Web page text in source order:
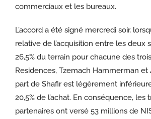
commerciaux et les bureaux.
L’accord a été signé mercredi soir,
relative de l’acquisition entre les deux
26,5% du terrain pour chacune des
Residences, Tzemach Hammerman et
part de Shafir est légèrement
20,5% de l’achat. En conséquence, les
partenaires ont versé 53 millions de